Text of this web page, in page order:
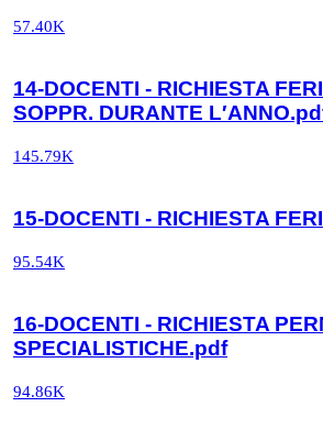
57.40K
14-DOCENTI - RICHIESTA
SOPPR. DURANTE
145.79K
15-DOCENTI - RICHIESTA
95.54K
16-DOCENTI - RICHIESTA
SPECIALISTICHE.pdf
94.86K